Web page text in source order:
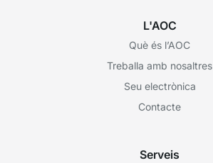
L'AOC
Què és l’AOC
Treballa amb nosaltres
Seu electrònica
Contacte
Serveis